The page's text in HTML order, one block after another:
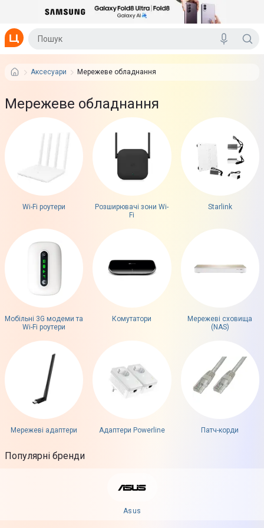
Аксесуари Мережеве обладнання
Мережеве обладнання
Wi-Fi роутери
Розширювачі зони Wi-
Fi
Starlink
Мобільні 3G модеми та
Wi-Fi роутери
Комутатори
Мережеві сховища
(NAS)
Мережеві адаптери Адаптери Powerline Патч-корди
Популярні бренди
Asus